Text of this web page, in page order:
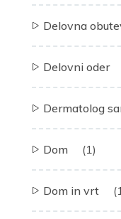
Delovna
Delovni oder
Dermatolog
Dom (1)
Dom in vrt